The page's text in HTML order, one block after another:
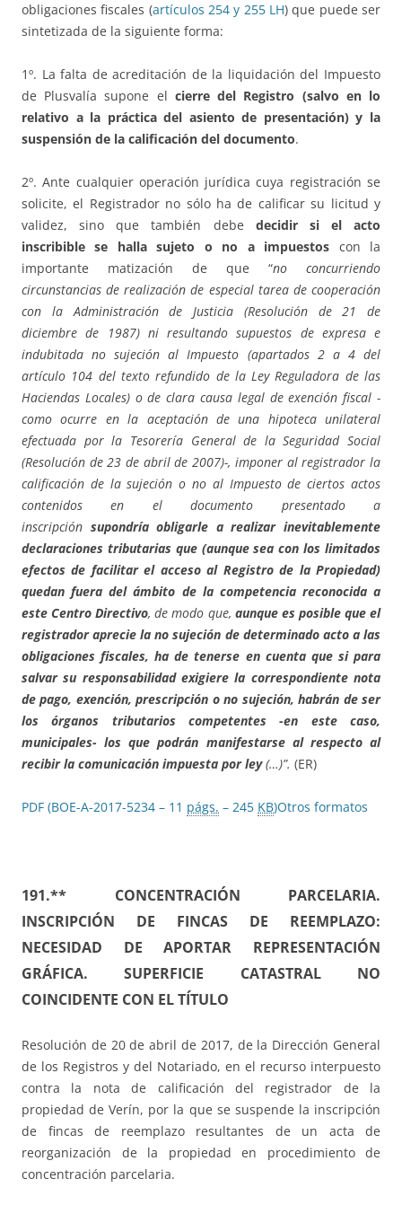
obligaciones fiscales (artículos 254 y 255 LH) que puede ser
sintetizada de la siguiente forma:
1º. La falta de acreditación de la liquidación del Impuesto
de Plusvalía supone el cierre del Registro (salvo en lo
relativo a la práctica del asiento de presentación) y la
suspensión de la calificación del documento.
2º. Ante cualquier operación jurídica cuya registración se
solicite, el Registrador no sólo ha de calificar su licitud y
validez, sino que también debe decidir si el acto
inscribible se halla sujeto o no a impuestos con la
importante matización de que “no concurriendo
circunstancias de realización de especial tarea de cooperación
con la Administración de Justicia (Resolución de 21 de
diciembre de 1987) ni resultando supuestos de expresa e
indubitada no sujeción al Impuesto (apartados 2 a 4 del
artículo 104 del texto refundido de la Ley Reguladora de las
Haciendas Locales) o de clara causa legal de exención fiscal -
como ocurre en la aceptación de una hipoteca unilateral
efectuada por la Tesorería General de la Seguridad Social
(Resolución de 23 de abril de 2007)-, imponer al registrador la
calificación de la sujeción o no al Impuesto de ciertos actos
contenidos en el documento presentado a
inscripción supondría obligarle a realizar inevitablemente
declaraciones tributarias que (aunque sea con los limitados
efectos de facilitar el acceso al Registro de la Propiedad)
quedan fuera del ámbito de la competencia reconocida a
este Centro Directivo, de modo que, aunque es posible que el
registrador aprecie la no sujeción de determinado acto a las
obligaciones fiscales, ha de tenerse en cuenta que si para
salvar su responsabilidad exigiere la correspondiente nota
de pago, exención, prescripción o no sujeción, habrán de ser
los órganos tributarios competentes -en este caso,
municipales- los que podrán manifestarse al respecto al
recibir la comunicación impuesta por ley(…)”. (ER)
PDF (BOE-A-2017-5234 – 11 págs. – 245 KB)Otros formatos
191.** CONCENTRACIÓN PARCELARIA.
INSCRIPCIÓN DE FINCAS DE REEMPLAZO:
NECESIDAD DE APORTAR REPRESENTACIÓN
GRÁFICA. SUPERFICIE CATASTRAL NO
COINCIDENTE CON EL TÍTULO
Resolución de 20 de abril de 2017, de la Dirección General
de los Registros y del Notariado, en el recurso interpuesto
contra la nota de calificación del registrador de la
propiedad de Verín, por la que se suspende la inscripción
de fincas de reemplazo resultantes de un acta de
reorganización de la propiedad en procedimiento de
concentración parcelaria.